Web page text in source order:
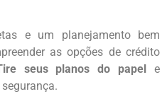
e um planejamento bem
as opções de crédito
seus planos do papel
e